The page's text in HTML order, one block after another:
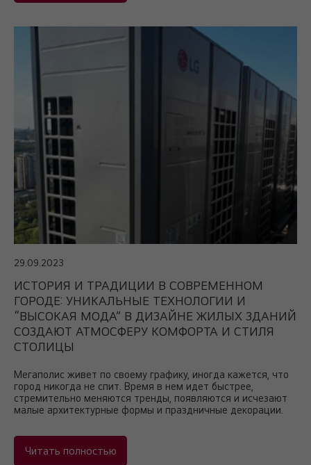
29.09.2023
ИСТОРИЯ И ТРАДИЦИИ В СОВРЕМЕННОМ
ГОРОДЕ: УНИКАЛЬНЫЕ ТЕХНОЛОГИИ И
“ВЫСОКАЯ МОДА” В ДИЗАЙНЕ ЖИЛЫХ ЗДАНИЙ
СОЗДАЮТ АТМОСФЕРУ КОМФОРТА И СТИЛЯ
СТОЛИЦЫ
Мегаполис живет по своему графику, иногда кажется, что
город никогда не спит. Время в нем идет быстрее,
стремительно меняются тренды, появляются и исчезают
малые архитектурные формы и праздничные декорации.
Читать полностью